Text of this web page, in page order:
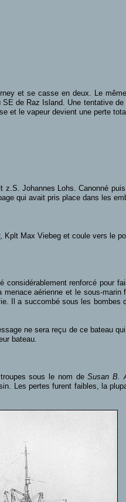
et se casse en deux. Le
de Raz Island. Une tentative
et le vapeur devient une perte
z.S. Johannes Lohs. Canonné
qui avait pris place dans les
, Kplt Max Viebeg et coule vers le
renforcé pour
aérienne et le sous-marin
Il a succombé sous les bombes
ne sera reçu de ce bateau
bateau.
sous le nom deSusan B.
Les pertes furent faibles, la